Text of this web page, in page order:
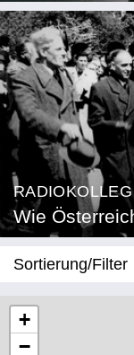
RADIOKOLLEG
Wie
Sortierung/Filter
+
−